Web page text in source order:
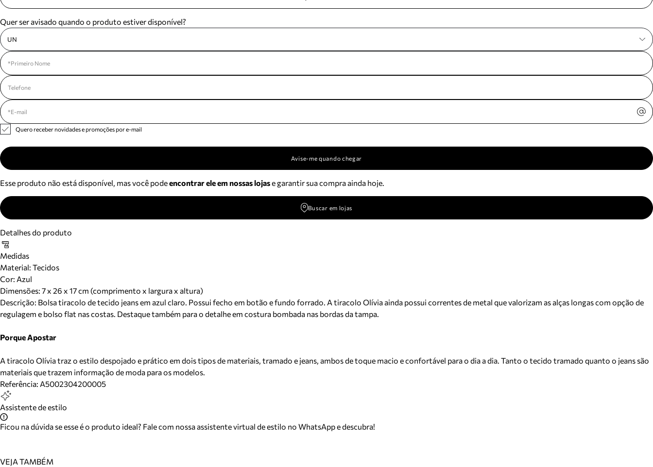
ajuda?
mais.
Acompanhe
Quer ser avisado quando o produto estiver disponível?
UN
Quero receber novidades e promoções por e-mail
Avise-me quando chegar
Esse produto não está disponível, mas você podeencontrar ele em nossas lojase garantir sua compra ainda hoje.
Buscar em lojas
Detalhes do produto
Medidas
Material: Tecidos
Cor: Azul
Dimensões: 7 x 26 x 17 cm (comprimento x largura x altura)
Descrição: Bolsa tiracolo de tecido jeans em azul claro. Possui fecho em botão e fundo forrado. A tiracolo Olívia ainda possui correntes de metal que valorizam as alças longas com opção de
regulagem e bolso flat nas costas. Destaque também para o detalhe em costura bombada nas bordas da tampa.
Porque Apostar
A tiracolo Olívia traz o estilo despojado e prático em dois tipos de materiais, tramado e jeans, ambos de toque macio e confortável para o dia a dia. Tanto o tecido tramado quanto o jeans são
materiais que trazem informação de moda para os modelos.
Referência: A5002304200005
Assistente de estilo
Ficou na dúvida se esse é o produto ideal? Fale com nossa assistente virtual de estilo no WhatsApp e descubra!
VEJA TAMBÉM